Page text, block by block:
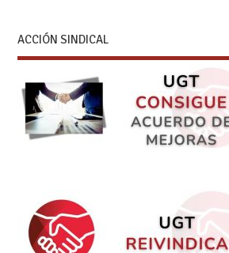
ACCIÓN SINDICAL